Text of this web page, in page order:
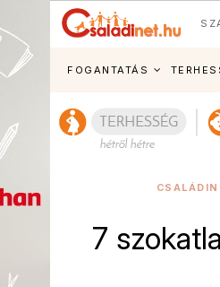
FOGANTATÁS
7